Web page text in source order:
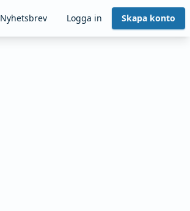
Nyhetsbrev Logga in Skapa konto